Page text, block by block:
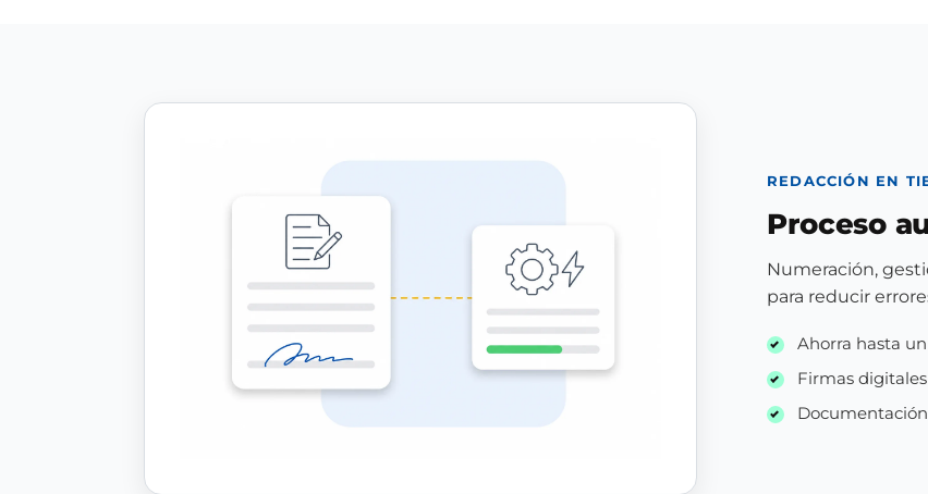
REDACCIÓN EN
Proceso
Numeración,
para reducir
Ahorra hasta
Firmas